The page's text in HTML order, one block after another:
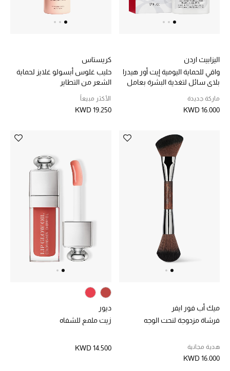
تشكيلة الأعراس
ركن الفخامة
جميع الملابس النسائية
جميع الأحذية النسائية
جميع الحقائب النسائية
جميع الإكسسورات النسائية
اليزابيث اردن
واقي للحماية اليومية إيت أور هيدرا
بلاي سائل لتغذية البشرة بعامل
ماركة جديدة
KWD 16.000
كريستاس
حليب غلوس أبسولو غلايز لحماية
الشعر من التطاير
الأكثر مبيعاً
KWD 19.250
ميك أب فور ايفر
فرشاة مزدوجة لنحت الوجه
هدية مجانية
KWD 16.000
ديور
زيت ملمع للشفاه
KWD 14.500